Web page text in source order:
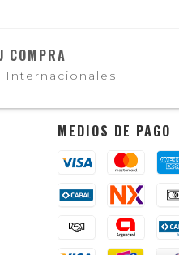
COMPRA
Internacionales
MEDIOS DE PAGO